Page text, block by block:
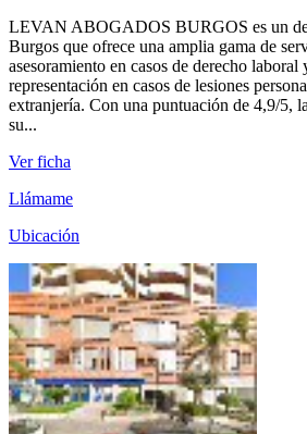
LEVAN ABOGADOS BURGOS es un
Burgos que ofrece una amplia gama de
asesoramiento en casos de derecho laboral
representación en casos de lesiones
extranjería. Con una puntuación de 4,9/5,
su...
Ver ficha
Llámame
Ubicación